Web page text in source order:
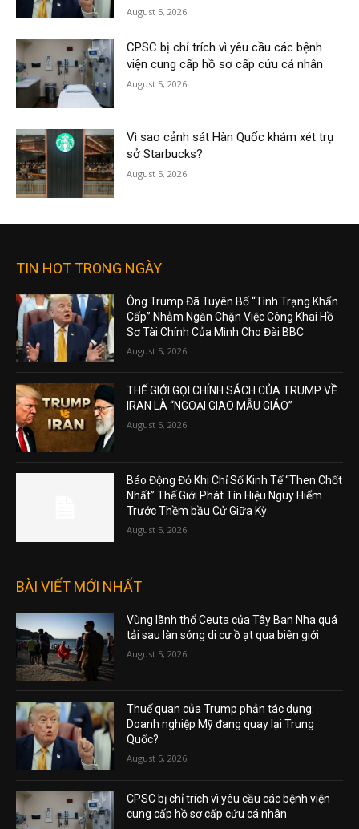
August 5, 2026
CPSC bị chỉ trích vì yêu cầu các bệnh
viện cung cấp hồ sơ cấp cứu cá nhân
August 5, 2026
Vì sao cảnh sát Hàn Quốc khám xét trụ
sở Starbucks?
August 5, 2026
TIN HOT TRONG NGÀY
Ông Trump Đã Tuyên Bố “Tình Trạng Khẩn
Cấp” Nhằm Ngăn Chặn Việc Công Khai Hồ
Sơ Tài Chính Của Mình Cho Đài BBC
August 5, 2026
THẾ GIỚI GỌI CHÍNH SÁCH CỦA TRUMP VỀ
IRAN LÀ “NGOẠI GIAO MẪU GIÁO”
August 5, 2026
Báo Động Đỏ Khi Chỉ Số Kinh Tế “Then Chốt
Nhất” Thế Giới Phát Tín Hiệu Nguy Hiểm
Trước Thềm bầu Cử Giữa Kỳ
August 5, 2026
BÀI VIẾT MỚI NHẤT
Vùng lãnh thổ Ceuta của Tây Ban Nha quá
tải sau làn sóng di cư ồ ạt qua biên giới
August 5, 2026
Thuế quan của Trump phản tác dụng:
Doanh nghiệp Mỹ đang quay lại Trung
Quốc?
August 5, 2026
CPSC bị chỉ trích vì yêu cầu các bệnh viện
cung cấp hồ sơ cấp cứu cá nhân